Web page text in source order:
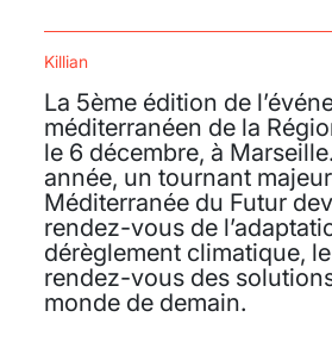
La 5ème édition de
méditerranéen de la
le 6 décembre, à
année, un tournant
Méditerranée du Futur
rendez-vous de
dérèglement climatique,
rendez-vous des
monde de demain.
Killian